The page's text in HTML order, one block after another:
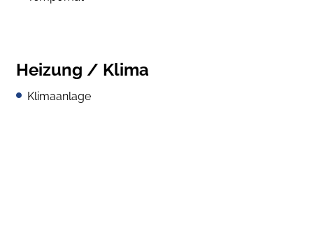
Heizung / Klima
Klimaanlage